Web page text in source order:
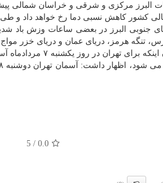
البرز مرکزی و شرقی و خراسان شمالی
کشور کاهش نسبی دما رخ خواهد داد و
جنوبی البرز در بعضی ساعات وزش باد
تنگه هرمز، دریای عمان و دریای خزر مواج
وی در مورد وضعیت هوای
0.0
/
5